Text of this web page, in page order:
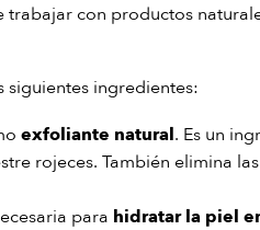
con productos
siguientes ingredientes:
exfoliante natural. Es un
rojeces. También elimina
para hidratar la piel